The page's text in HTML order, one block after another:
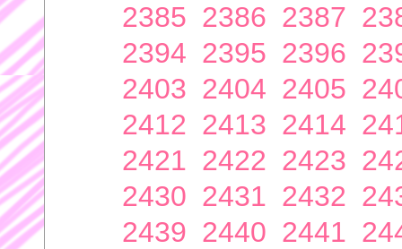
2385 2386 2387
2394 2395 2396
2403 2404 2405
2412 2413 2414
2421 2422 2423
2430 2431 2432
2439 2440 2441